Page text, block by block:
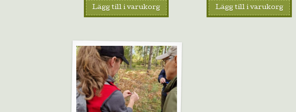
Lägg till i varukorg Lägg till i varukorg